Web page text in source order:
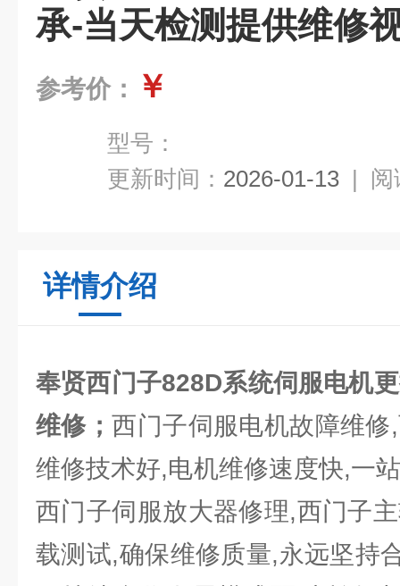
承-当天检测提供维修
参考价： ￥
型号：
更新时间： 2026-01-13 | 阅
详情介绍
奉贤西门子828D系统伺服电机
维修； 西门子伺服电机故障维
维修技术好,电机维修速度快,一
西门子伺服放大器修理,西门子
载测试,确保维修质量,永远坚持